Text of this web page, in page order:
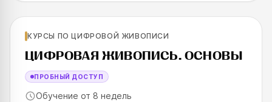
SKILLS UP
КУРСЫ ПО ЦИФРОВОЙ ЖИВОПИСИ
ЦИФРОВАЯ ЖИВОПИСЬ. ОСНОВЫ
ПРОБНЫЙ ДОСТУП
Обучение от 8 недель